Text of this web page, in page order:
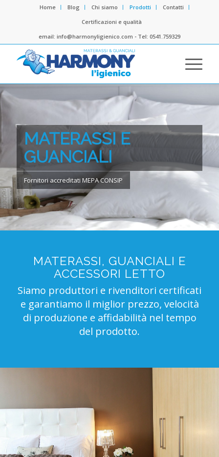
Home Blog Chi siamo Prodotti
Contatti
Certificazioni e qualità
email: info@harmonyligienico.com - Tel: 0541.759329
MATERASSI E
GUANCIALI
Fornitori accreditati MEPA CONSIP
MATERASSI, GUANCIALI E
ACCESSORI LETTO
Siamo produttori e rivenditori certificati
e garantiamo il miglior prezzo, velocità
di produzione e affidabilità nel tempo
del prodotto.